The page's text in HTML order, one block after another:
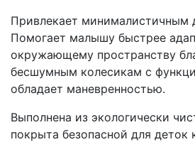
Привлекает минималистичным
Помогает малышу быстрее
окружающему пространству
бесшумным колесикам с
обладает маневренностью.
Выполнена из экологически
покрыта безопасной для деток